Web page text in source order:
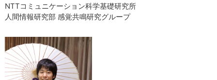
NTTコミュニケーション科学基礎研究所
人間情報研究部 感覚共鳴研究グループ